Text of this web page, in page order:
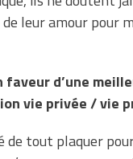
leur amour pour
faveur d’une
vie privée / vie
de tout plaquer